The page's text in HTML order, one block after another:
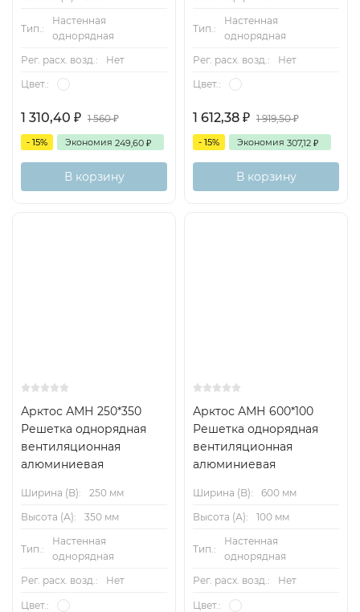
Система обозначений
Конструктивные схемы решеток:
АМН, АМР
АДН, АДР
Тип.:
Настенная
однорядная
Рег. расх. возд.:
Нет
Цвет.:
1 310,40 ₽ 1 560₽
- 15% Экономия 249,60 ₽
В корзину
Тип.:
Настенная
однорядная
Рег. расх. возд.:
Нет
Цвет.:
1 612,38 ₽ 1 919,50₽
- 15% Экономия 307,12 ₽
В корзину
Арктос АМН 250*350
Решетка однорядная
вентиляционная
алюминиевая
Ширина (B):
250 мм
Высота (А):
350 мм
Тип.:
Настенная
однорядная
Рег. расх. возд.:
Нет
Цвет.:
Арктос АМН 600*100
Решетка однорядная
вентиляционная
алюминиевая
Ширина (B):
600 мм
Высота (А):
100 мм
Тип.:
Настенная
однорядная
Рег. расх. возд.:
Нет
Цвет.: